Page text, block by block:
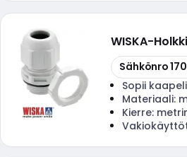
WISKA-
Kopioi
Sähkönro
Sopii
Materiaali:
Kierre: